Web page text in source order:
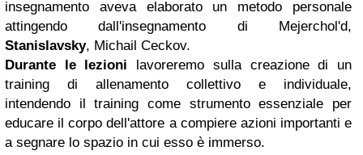
insegnamento aveva elaborato un metodo personale
attingendo dall'insegnamento di Mejerchol'd,
Stanislavsky, Michail Ceckov.
Durante le lezioni lavoreremo sulla creazione di un
training di allenamento collettivo e individuale,
intendendo il training come strumento essenziale per
educare il corpo dell'attore a compiere azioni importanti e
a segnare lo spazio in cui esso è immerso.